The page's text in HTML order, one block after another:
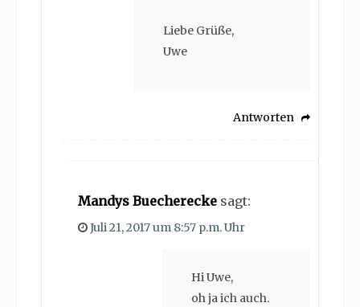
Liebe Grüße,
Uwe
Antworten
Mandys Buecherecke sagt:
Juli 21, 2017 um 8:57 p.m. Uhr
Hi Uwe,
oh ja ich auch.